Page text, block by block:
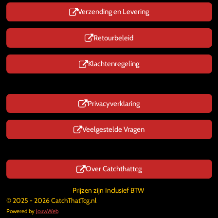
Verzending en Levering
Retourbeleid
Klachtenregeling
Privacyverklaring
Veelgestelde Vragen
Over Catchthattcg
Prijzen zijn Inclusief BTW
© 2025 - 2026 CatchThatTcg.nl
Powered by JouwWeb